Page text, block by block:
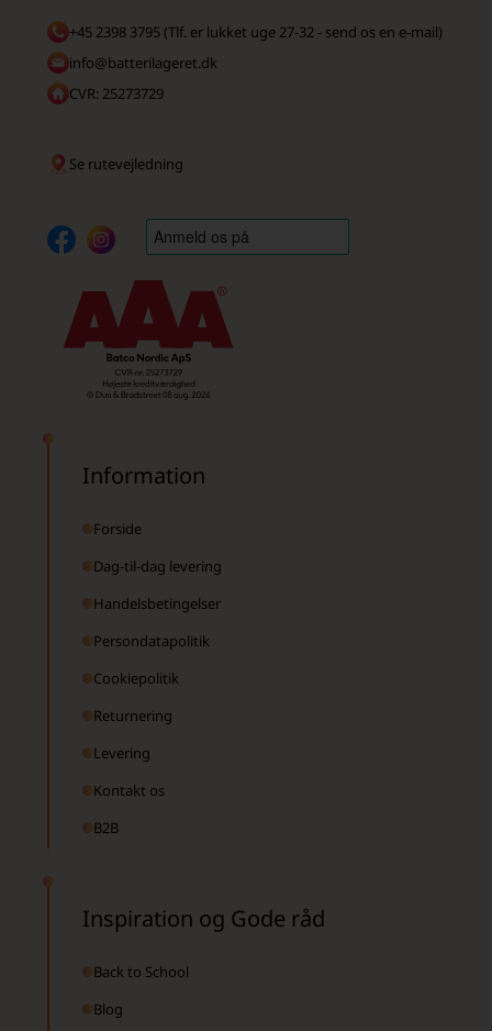
+45 2398 3795 (Tlf. er lukket uge 27-32 - send os en e-mail)
info@batterilageret.dk
CVR: 25273729
Se rutevejledning
Information
Forside
Dag-til-dag levering
Handelsbetingelser
Persondatapolitik
Cookiepolitik
Returnering
Levering
Kontakt os
B2B
Inspiration og Gode råd
Back to School
Blog